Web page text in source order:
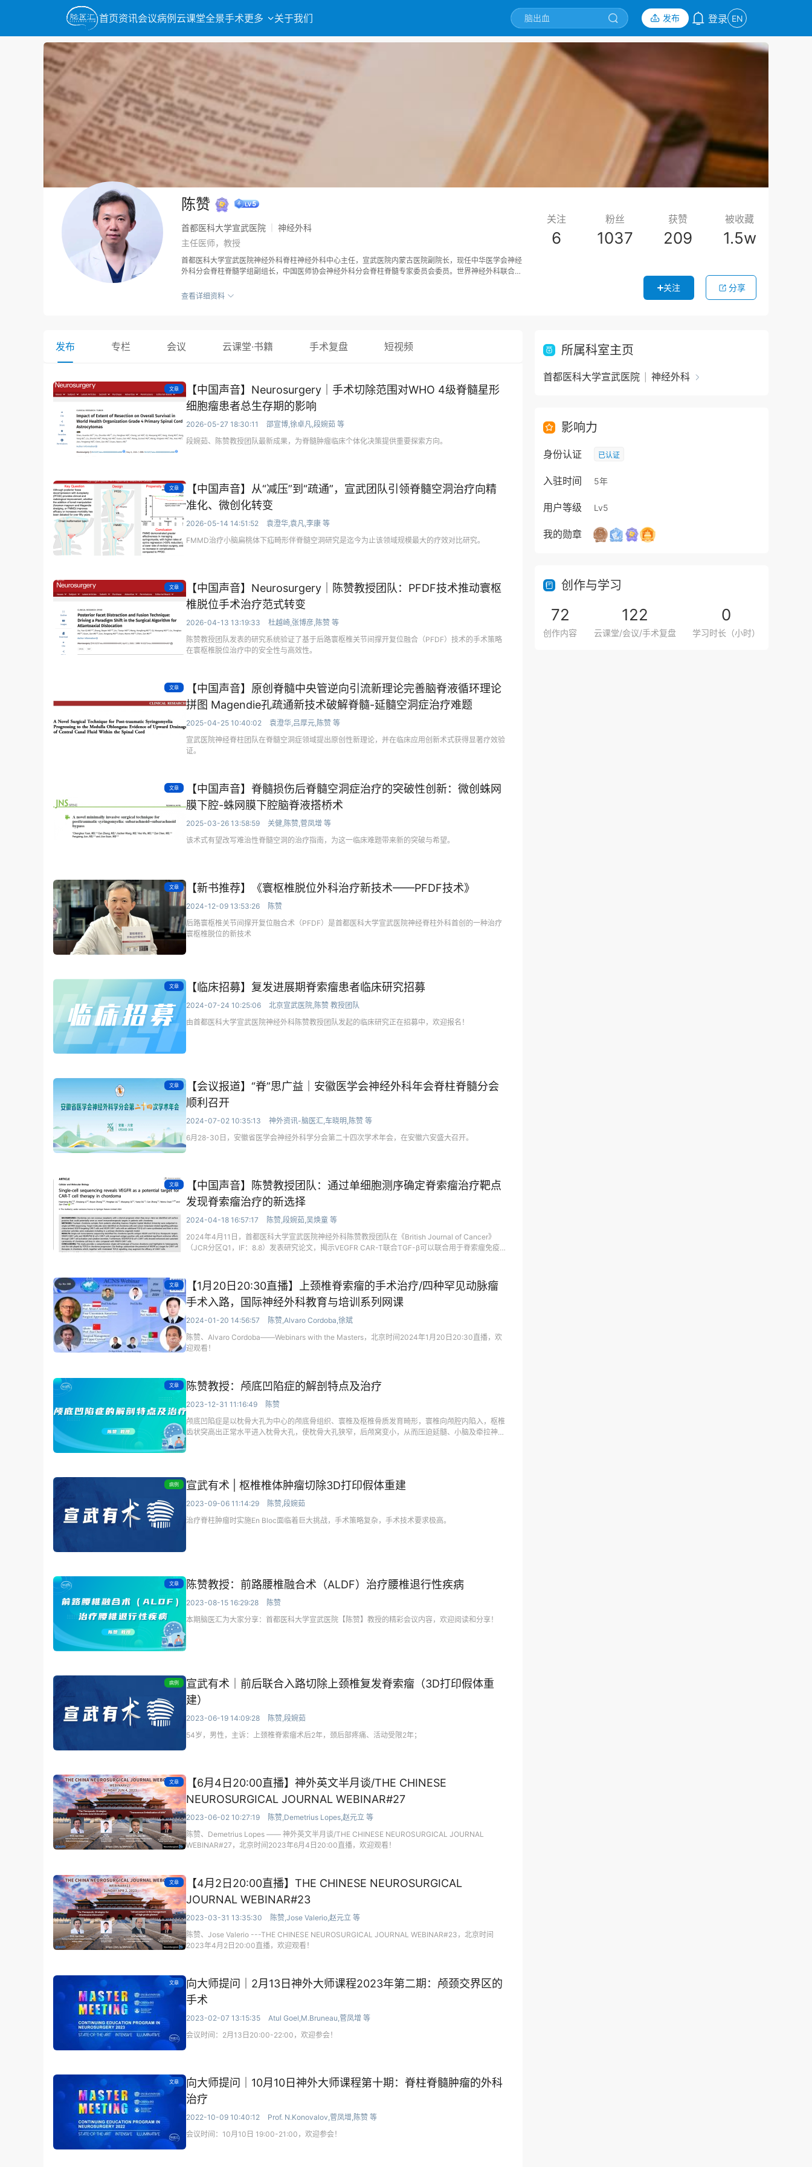
首页资讯会议病例 云课堂全景手术更多 关于我们 发布 登录 EN
陈赞
首都医科大学宣武医院
神经外科
主任医师，教授
首都医科大学宣武医院神经外科脊柱神经外科中心主任，宣武医院内蒙古医院副院长，现任中华医学会神经
外科分会脊柱脊髓学组副组长，中国医师协会神经外科分会脊柱脊髓专家委员会委员。世界神经外科联合会
应用显微神经外科技术治疗脊柱脊髓疾病方面取得多项突破。首次提出后路关节间撑开融合（PFDF）技术
向治疗药物打下坚实基础。开展应用纳米材料修复中枢和周围神经损伤的研究。主持完成包括国家级在内各
查看详细资料
关注
6
粉丝
1037
获赞
209
被收藏
1.5w
关注 分享
发布 专栏 会议 云课堂·书籍 手术复盘 短视频
文章
【中国声音】Neurosurgery｜手术切除范围对WHO 4级脊髓星形
细胞瘤患者总生存期的影响
2026-05-27 18:30:11
邵宣博,徐卓凡,段婉茹 等
段婉茹、陈赞教授团队最新成果，为脊髓肿瘤临床个体化决策提供重要探索方向。
文章
【中国声音】从“减压”到“疏通”，宣武团队引领脊髓空洞治疗向精
准化、微创化转变
2026-05-14 14:51:52
袁澄华,袁凡,李康 等
FMMD治疗小脑扁桃体下疝畸形伴脊髓空洞研究是迄今为止该领域规模最大的疗效对比研究。
文章
【中国声音】Neurosurgery｜陈赞教授团队：PFDF技术推动寰枢
椎脱位手术治疗范式转变
2026-04-13 13:19:33
杜越崎,张博彦,陈赞 等
陈赞教授团队发表的研究系统验证了基于后路寰枢椎关节间撑开复位融合（PFDF）技术的手术策略
在寰枢椎脱位治疗中的安全性与高效性。
文章
【中国声音】原创脊髓中央管逆向引流新理论完善脑脊液循环理论
拼图 Magendie孔疏通新技术破解脊髓-延髓空洞症治疗难题
2025-04-25 10:40:02
袁澄华,吕厚元,陈赞 等
宣武医院神经脊柱团队在脊髓空洞症领域提出原创性新理论，并在临床应用创新术式获得显著疗效验
证。
文章
【中国声音】脊髓损伤后脊髓空洞症治疗的突破性创新：微创蛛网
膜下腔-蛛网膜下腔脑脊液搭桥术
2025-03-26 13:58:59
关健,陈赞,菅凤增 等
该术式有望改写难治性脊髓空洞的治疗指南，为这一临床难题带来新的突破与希望。
文章 【新书推荐】《寰枢椎脱位外科治疗新技术——PFDF技术》
2024-12-09 13:53:26
陈赞
后路寰枢椎关节间撑开复位融合术（PFDF）是首都医科大学宣武医院神经脊柱外科首创的一种治疗
寰枢椎脱位的新技术
文章 【临床招募】复发进展期脊索瘤患者临床研究招募
2024-07-24 10:25:06
北京宣武医院,陈赞 教授团队
由首都医科大学宣武医院神经外科陈赞教授团队发起的临床研究正在招募中，欢迎报名！
文章
【会议报道】“脊”思广益｜安徽医学会神经外科年会脊柱脊髓分会
顺利召开
2024-07-02 10:35:13
神外资讯-脑医汇,车晓明,陈赞 等
6月28-30日，安徽省医学会神经外科学分会第二十四次学术年会，在安徽六安盛大召开。
文章
【中国声音】陈赞教授团队：通过单细胞测序确定脊索瘤治疗靶点
发现脊索瘤治疗的新选择
2024-04-18 16:57:17
陈赞,段婉茹,吴焕童 等
2024年4月11日，首都医科大学宣武医院神经外科陈赞教授团队在《British Journal of Cancer》
（JCR分区Q1，IF：8.8）发表研究论文，揭示VEGFR CAR-T联合TGF-β可以联合用于脊索瘤免疫
文章
【1月20日20:30直播】上颈椎脊索瘤的手术治疗/四种罕见动脉瘤
手术入路，国际神经外科教育与培训系列网课
2024-01-20 14:56:57
陈赞,Alvaro Cordoba,徐斌
陈赞、Alvaro Cordoba——Webinars with the Masters，北京时间2024年1月20日20:30直播，欢
迎观看！
文章 陈赞教授：颅底凹陷症的解剖特点及治疗
2023-12-31 11:16:49
陈赞
颅底凹陷症是以枕骨大孔为中心的颅底骨组织、寰椎及枢椎骨质发育畸形，寰椎向颅腔内陷入，枢椎
齿状突高出正常水平进入枕骨大孔，使枕骨大孔狭窄，后颅窝变小，从而压迫延髓、小脑及牵拉神经
病例 宣武有术 | 枢椎椎体肿瘤切除3D打印假体重建
2023-09-06 11:14:29
陈赞,段婉茹
治疗脊柱肿瘤时实施En Bloc面临着巨大挑战，手术策略复杂，手术技术要求极高。
文章 陈赞教授：前路腰椎融合术（ALDF）治疗腰椎退行性疾病
2023-08-15 16:29:28
陈赞
本期脑医汇为大家分享：首都医科大学宣武医院【陈赞】教授的精彩会议内容，欢迎阅读和分享！
病例
宣武有术｜前后联合入路切除上颈椎复发脊索瘤（3D打印假体重
建）
2023-06-19 14:09:28
陈赞,段婉茹
54岁，男性，主诉：上颈椎脊索瘤术后2年，颈后部疼痛、活动受限2年；
文章
【6月4日20:00直播】神外英文半月谈/THE CHINESE
NEUROSURGICAL JOURNAL WEBINAR#27
2023-06-02 10:27:19
陈赞,Demetrius Lopes,赵元立 等
陈赞、Demetrius Lopes —— 神外英文半月谈/THE CHINESE NEUROSURGICAL JOURNAL
WEBINAR#27，北京时间2023年6月4日20:00直播，欢迎观看！
文章
【4月2日20:00直播】THE CHINESE NEUROSURGICAL
JOURNAL WEBINAR#23
2023-03-31 13:35:30
陈赞,Jose Valerio,赵元立 等
陈赞、Jose Valerio ---THE CHINESE NEUROSURGICAL JOURNAL WEBINAR#23，北京时间
2023年4月2日20:00直播，欢迎观看！
文章
向大师提问｜2月13日神外大师课程2023年第二期：颅颈交界区的
手术
2023-02-07 13:15:35
Atul Goel,M.Bruneau,菅凤增 等
会议时间：2月13日20:00-22:00，欢迎参会！
文章
向大师提问｜10月10日神外大师课程第十期：脊柱脊髓肿瘤的外科
治疗
2022-10-09 10:40:12
Prof. N.Konovalov,菅凤增,陈赞 等
会议时间：10月10日 19:00-21:00，欢迎参会！
所属科室主页
首都医科大学宣武医院 神经外科
影响力
身份认证 已认证
入驻时间 5年
用户等级 Lv5
我的勋章
创作与学习
72
创作内容
122
云课堂/会议/手术复盘
0
学习时长（小时）